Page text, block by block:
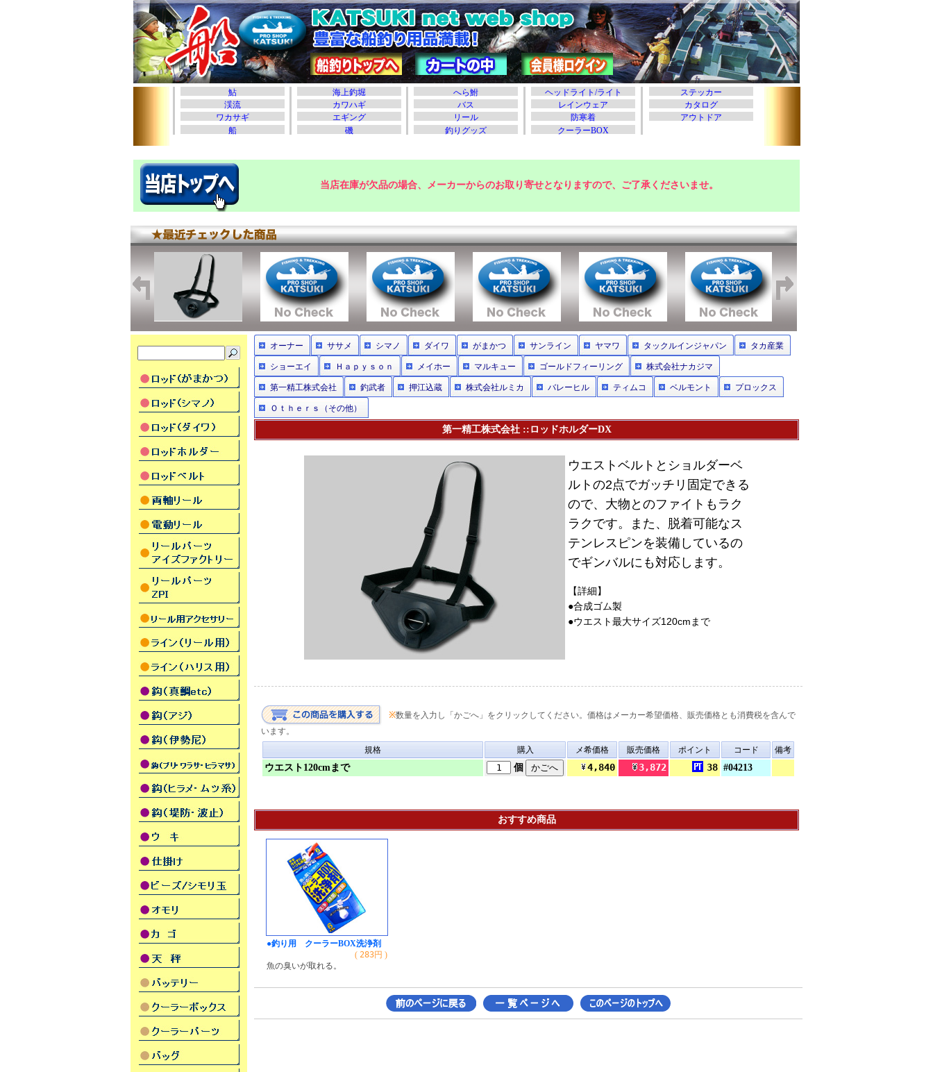
当店在庫が欠品の場合、メーカーからのお取り寄せとなりますので、ご了承くださいませ。
オーナー ササメ シマノ ダイワ がまかつ サンライン ヤマワ タックルインジャパン タカ産業
ショーエイ Ｈａｐｙｓｏｎ メイホー マルキュー ゴールドフィーリング 株式会社ナカジマ
第一精工株式会社 釣武者 押江込蔵 株式会社ルミカ バレーヒル ティムコ ベルモント プロックス
Ｏｔｈｅｒｓ（その他）
第一精工株式会社 ::ロッドホルダーDX
ウエストベルトとショルダーベ
ルトの2点でガッチリ固定できる
ので、大物とのファイトもラク
ラクです。また、脱着可能なス
テンレスピンを装備しているの
でギンバルにも対応します。
【詳細】
●合成ゴム製
●ウエスト最大サイズ120cmまで
※数量を入力し「かごへ」をクリックしてください。価格はメーカー希望価格、販売価格とも消費税を含んで
います。
規格
購入 メ希価格 販売価格 ポイント コード 備考
ウエスト120cmまで 個 4,840 3,872 38 #04213
おすすめ商品
●釣り用 クーラーBOX洗浄剤
( 283円 )
魚の臭いが取れる。